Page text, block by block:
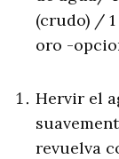
(crudo) /
oro -
Hervir el
revuelva